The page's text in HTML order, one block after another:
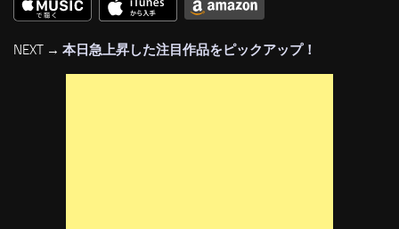
NEXT → 本日急上昇した注目作品をピックアップ！